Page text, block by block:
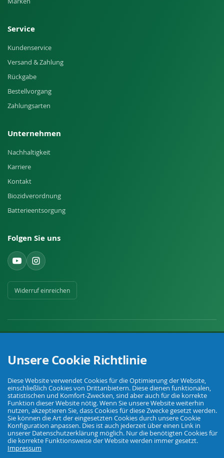
Service
Kundenservice
Versand & Zahlung
Rückgabe
Bestellvorgang
Zahlungsarten
Unternehmen
Nachhaltigkeit
Karriere
Kontakt
Biozidverordnung
Batterieentsorgung
Folgen Sie uns
Widerruf einreichen
Ihr Fachhandel für Landwirtschaft, Viehhaltung, Haus, Hof und Garten.
© Agrarking. Alle Rechte vorbehalten.
AGBDatenschutzWiderrufsbelehrungImpressum
Unsere Cookie Richtlinie
Diese Website verwendet Cookies für die Optimierung der Website,
einschließlich Cookies von Drittanbietern. Diese dienen funktionalen,
statistischen und Komfort-Zwecken, sind aber auch für die korrekte
Funktion dieser Website nötig. Wenn Sie unsere Website weiterhin
nutzen, akzeptieren Sie, dass Cookies für diese Zwecke gesetzt werden.
Sie können die Art der eingesetzten Cookies durch unsere Cookie
Konfiguration anpassen. Dies ist auch jederzeit über einen Link in
unserer Datenschutzerklärung möglich. Nur die benötigten Cookies für
die korrekte Funktionsweise der Website werden immer gesetzt.
Impressum